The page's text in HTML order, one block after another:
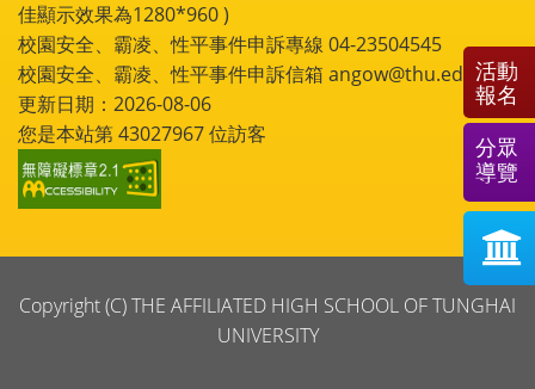
佳顯示效果為1280*960 )
校園安全、霸凌、性平事件申訴專線 04-23504545
校園安全、霸凌、性平事件申訴信箱 angow@thu.edu.tw
更新日期：2026-08-06
您是本站第43027967位訪客
Copyright (C) THE AFFILIATED HIGH SCHOOL OF TUNGHAI
UNIVERSITY
活動
報名
分眾
導覽